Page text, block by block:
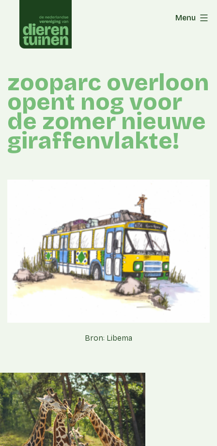
content
Menu
zooparc overloon
opent nog voor
de zomer nieuwe
giraffenvlakte!
Bron: Libema